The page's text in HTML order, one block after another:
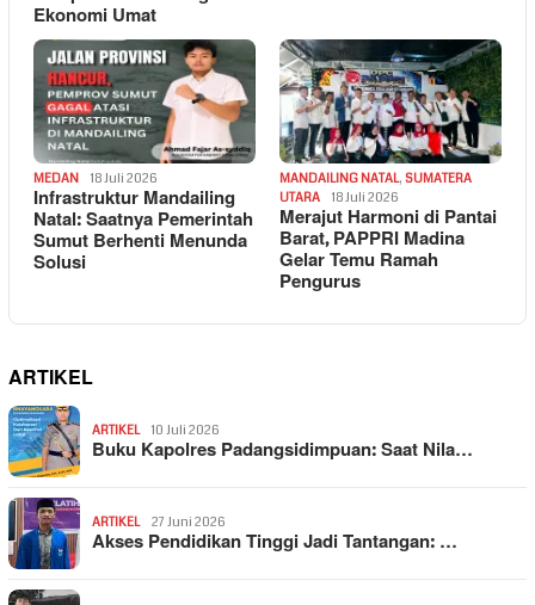
Ekonomi Umat
MEDAN 18 Juli 2026
Infrastruktur Mandailing
Natal: Saatnya Pemerintah
Sumut Berhenti Menunda
Solusi
MANDAILING NATAL, SUMATERA
UTARA
18 Juli 2026
Merajut Harmoni di Pantai
Barat, PAPPRI Madina
Gelar Temu Ramah
Pengurus
ARTIKEL
ARTIKEL 10 Juli 2026
Buku Kapolres Padangsidimpuan: Saat Nila…
ARTIKEL 27 Juni 2026
Akses Pendidikan Tinggi Jadi Tantangan: …